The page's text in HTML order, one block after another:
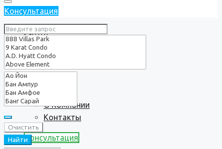
Услуги
О нас
О Компании
Контакты
Консультация
Консультация
Очистить
Найти